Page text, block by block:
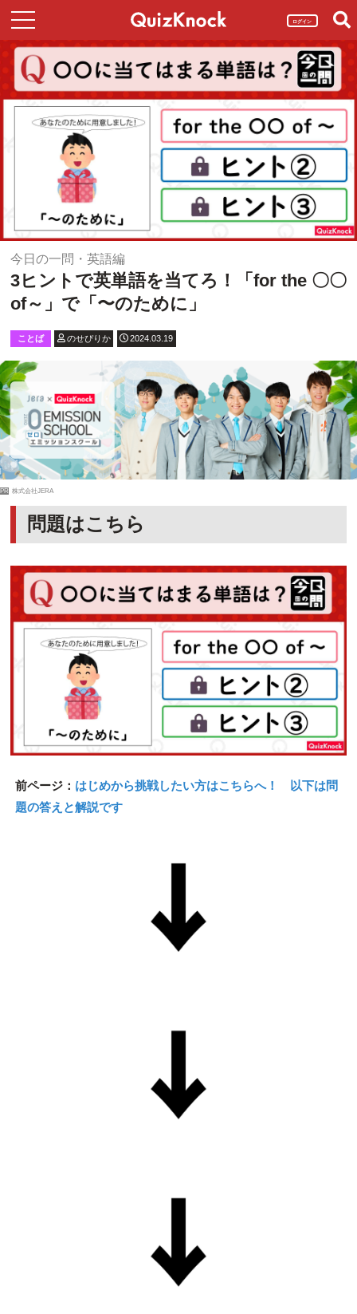
ログイン
今日の一問・英語編
3ヒントで英単語を当てろ！「for the 〇〇
of～」で「〜のために」
ことば のせぴりか 2024.03.19
PR 株式会社JERA
問題はこちら
前ページ： はじめから挑戦したい方はこちらへ！ 以下は問
題の答えと解説です